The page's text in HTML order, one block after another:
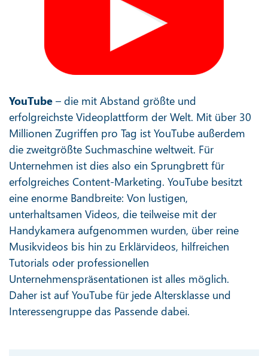
YouTube – die mit Abstand größte und
erfolgreichste Videoplattform der Welt. Mit über 30
Millionen Zugriffen pro Tag ist YouTube außerdem
die zweitgrößte Suchmaschine weltweit. Für
Unternehmen ist dies also ein Sprungbrett für
erfolgreiches Content-Marketing. YouTube besitzt
eine enorme Bandbreite: Von lustigen,
unterhaltsamen Videos, die teilweise mit der
Handykamera aufgenommen wurden, über reine
Musikvideos bis hin zu Erklärvideos, hilfreichen
Tutorials oder professionellen
Unternehmenspräsentationen ist alles möglich.
Daher ist auf YouTube für jede Altersklasse und
Interessengruppe das Passende dabei.